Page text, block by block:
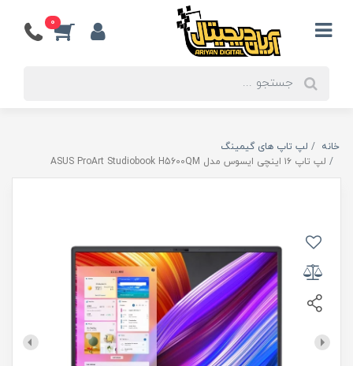
0
خانه
لپ تاپ های گیمینگ
لپ تاپ ۱۶ اینچی ایسوس مدل ASUS ProArt Studiobook H5600QM